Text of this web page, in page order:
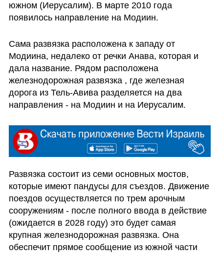
южном (Иерусалим). В марте 2010 года
появилось направление на Модиин.
Сама развязка расположена к западу от
Модиина, недалеко от речки Анава, которая и
дала название. Рядом расположена
железнодорожная развязка , где железная
дорога из Тель-Авива разделяется на два
направления - на Модиин и на Иерусалим.
Развязка состоит из семи основных мостов,
которые имеют пандусы для съездов. Движение
поездов осуществляется по трем арочным
сооружениям - после полного ввода в действие
(ожидается в 2028 году) это будет самая
крупная железнодорожная развязка. Она
обеспечит прямое сообщение из южной части